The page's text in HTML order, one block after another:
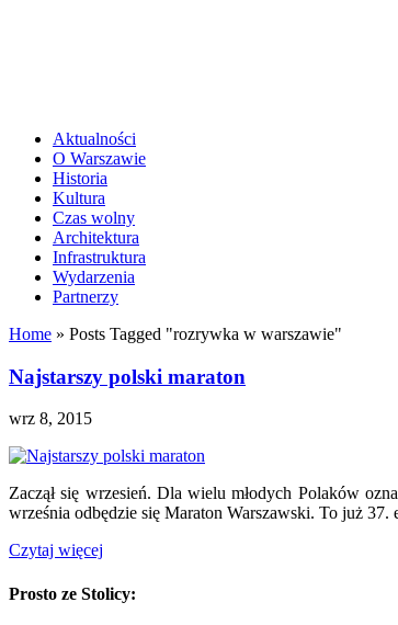
Aktualności
O Warszawie
Historia
Kultura
Czas wolny
Architektura
Infrastruktura
Wydarzenia
Partnerzy
Home » Posts Tagged "rozrywka w warszawie"
Najstarszy polski maraton
wrz 8, 2015
Zaczął się wrzesień. Dla wielu młodych Polaków
września odbędzie się Maraton Warszawski. To już
Czytaj więcej
Prosto ze Stolicy: